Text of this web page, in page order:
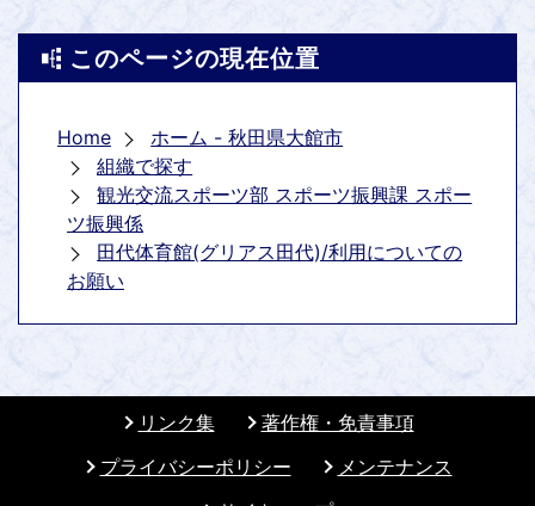
このページの現在位置
Home
ホーム - 秋田県大館市
組織で探す
観光交流スポーツ部 スポーツ振興課 スポー
ツ振興係
田代体育館(グリアス田代)/利用についての
お願い
リンク集
著作権・免責事項
プライバシーポリシー
メンテナンス